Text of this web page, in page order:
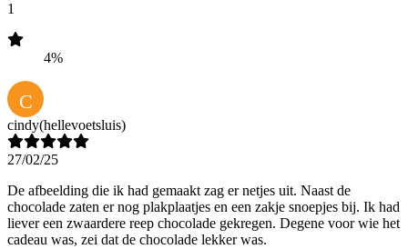
1
4%
C
cindy(hellevoetsluis)
27/02/25
De afbeelding die ik had gemaakt zag er netjes uit. Naast de
chocolade zaten er nog plakplaatjes en een zakje snoepjes bij. Ik had
liever een zwaardere reep chocolade gekregen. Degene voor wie het
cadeau was, zei dat de chocolade lekker was.